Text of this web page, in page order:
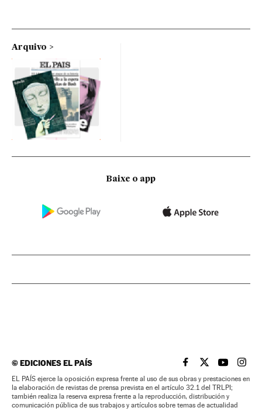
Arquivo
Baixe o app
©EDICIONES EL PAÍS EL PAÍS BRASIL EN
EL PAÍSEL PAÍS
EL
EL PAÍS ejerce la oposición expresa frente al uso de sus obras y prestaciones en
la elaboración de revistas de prensa prevista en el artículo 32.1 del TRLPI;
también realiza la reserva expresa frente a la reproducción, distribución y
comunicación pública de sus trabajos y artículos sobre temas de actualidad